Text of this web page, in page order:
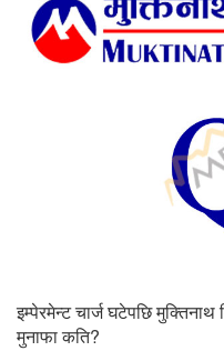
इम्पेरमेन्ट चार्ज घटेपछि
मुनाफा कति?